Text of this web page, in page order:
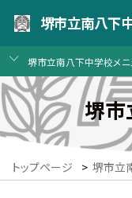
堺市立南八下
堺市立南八下中学校メニ
堺市
トップページ > 堺市立